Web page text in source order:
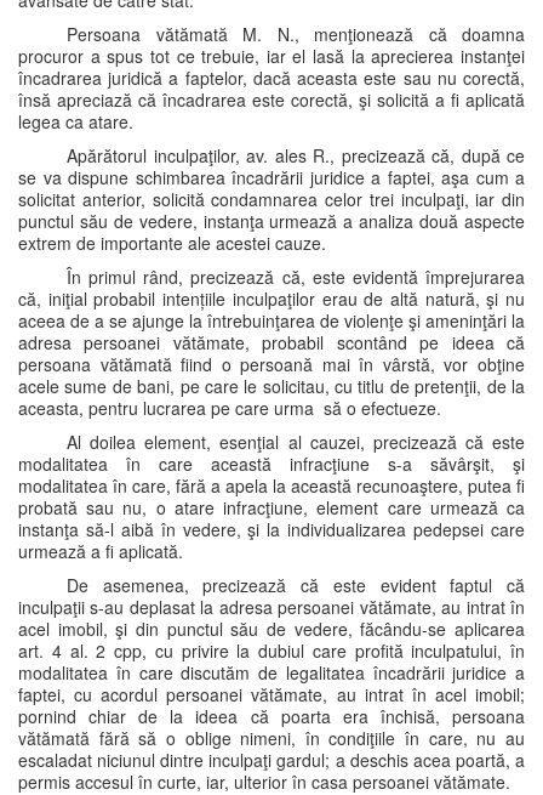
Persoana vătămată M. N., menţionează că doamna
procuror a spus tot ce trebuie, iar el lasă la aprecierea instanţei
încadrarea juridică a faptelor, dacă aceasta este sau nu corectă,
însă apreciază că încadrarea este corectă, şi solicită a fi aplicată
legea ca atare.
Apărătorul inculpaţilor, av. ales R., precizează că, după ce
se va dispune schimbarea încadrării juridice a faptei, aşa cum a
solicitat anterior, solicită condamnarea celor trei inculpaţi, iar din
punctul său de vedere, instanţa urmează a analiza două aspecte
extrem de importante ale acestei cauze.
În primul rând, precizează că, este evidentă împrejurarea
că, iniţial probabil intențiile inculpaţilor erau de altă natură, şi nu
aceea de a se ajunge la întrebuinţarea de violenţe şi ameninţări la
adresa persoanei vătămate, probabil scontând pe ideea că
persoana vătămată fiind o persoană mai în vârstă, vor obţine
acele sume de bani, pe care le solicitau, cu titlu de pretenţii, de la
aceasta, pentru lucrarea pe care urma să o efectueze.
Al doilea element, esenţial al cauzei, precizează că este
modalitatea în care această infracţiune s-a săvârşit, şi
modalitatea în care, fără a apela la această recunoaştere, putea fi
probată sau nu, o atare infracţiune, element care urmează ca
instanţa să-l aibă în vedere, şi la individualizarea pedepsei care
urmează a fi aplicată.
De asemenea, precizează că este evident faptul că
inculpaţii s-au deplasat la adresa persoanei vătămate, au intrat în
acel imobil, şi din punctul său de vedere, făcându-se aplicarea
art. 4 al. 2 cpp, cu privire la dubiul care profită inculpatului, în
modalitatea în care discutăm de legalitatea încadrării juridice a
faptei, cu acordul persoanei vătămate, au intrat în acel imobil;
pornind chiar de la ideea că poarta era închisă, persoana
vătămată fără să o oblige nimeni, în condiţiile în care, nu au
escaladat niciunul dintre inculpaţi gardul; a deschis acea poartă, a
permis accesul în curte, iar, ulterior în casa persoanei vătămate.